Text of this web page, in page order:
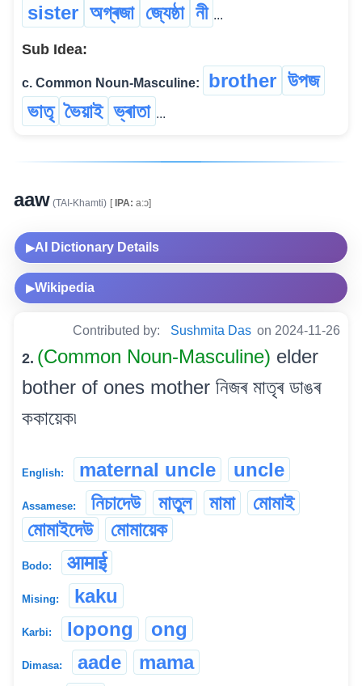
sister অগ্ৰজা জ্যেষ্ঠা নী ...
Sub Idea:
c. Common Noun-Masculine: brother উপজ
ভাতৃ ভৈয়াই ভ্ৰাতা ...
aaw (TAI-Khamti) [IPA: a:ɔ]
▶AI Dictionary Details
▶Wikipedia
Contributed by: Sushmita Das on 2024-11-26
2. (Common Noun-Masculine) elder
bother of ones mother নিজৰ মাতৃৰ ডাঙৰ
ককায়েক৷
English: maternal uncle uncle
Assamese: নিচাদেউ মাতুল মামা
মোমাই
মোমাইদেউ
মোমায়েক
Bodo: आमाई
Mising: kaku
Karbi: lopong ong
Dimasa: aade
mama